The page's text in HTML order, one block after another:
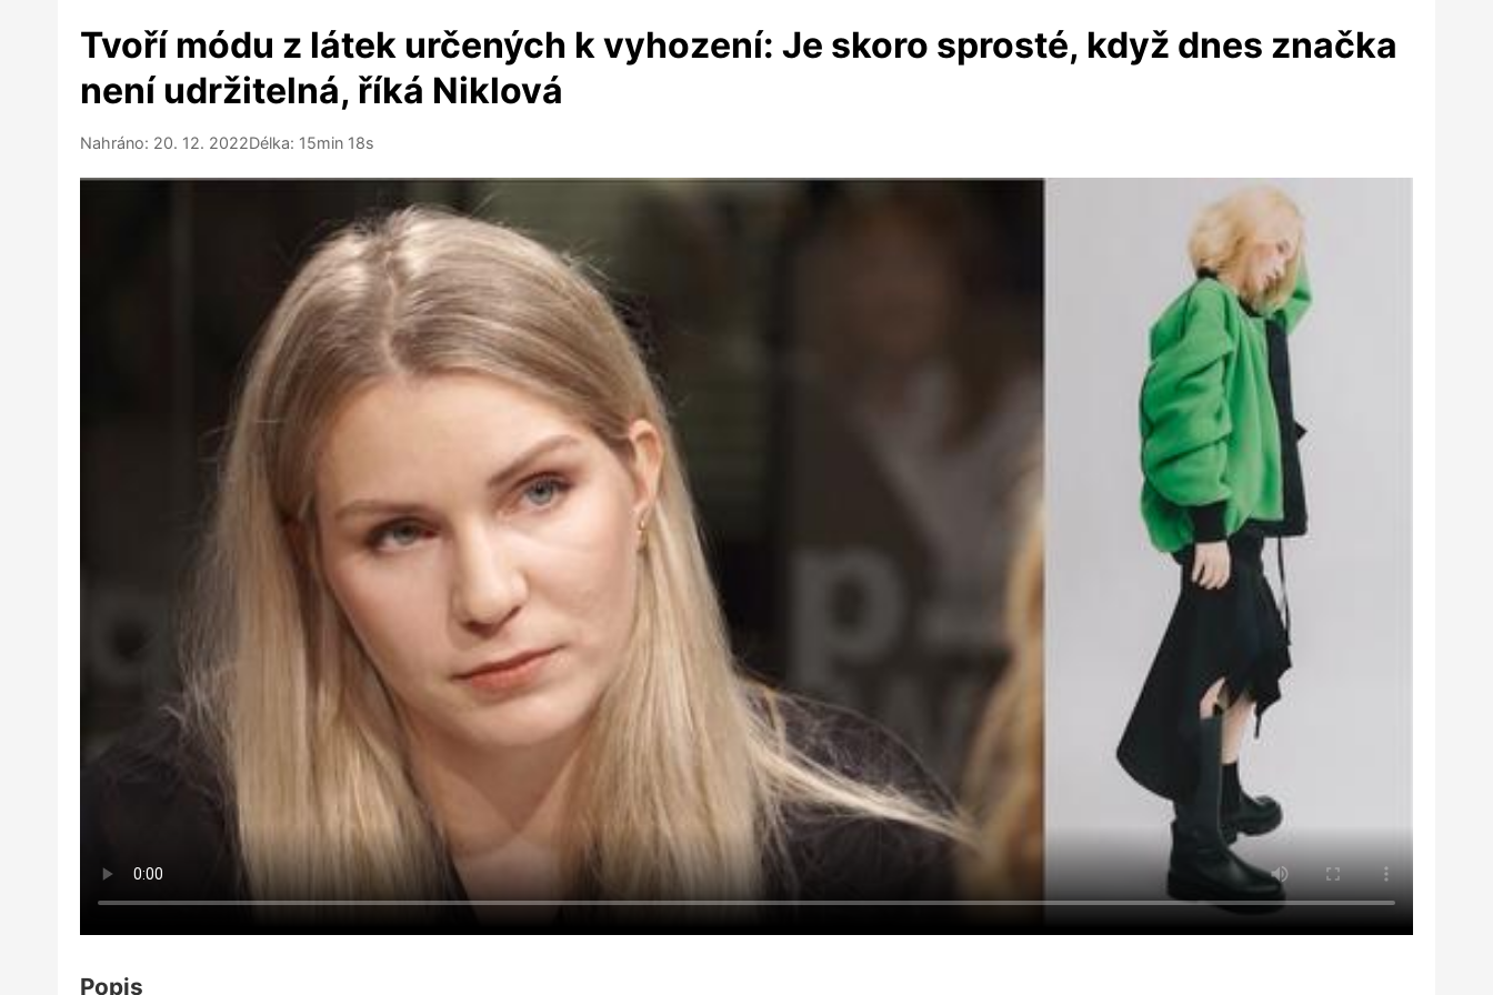
Tvoří módu z látek určených k vyhození: Je skoro sprosté, když dnes značka
není udržitelná, říká Niklová
Nahráno: 20. 12. 2022Délka: 15min 18s
Popis